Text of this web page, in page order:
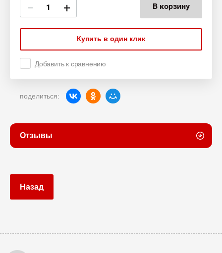
− + В корзину
Купить в один клик
Добавить к сравнению
поделиться:
Отзывы
Назад